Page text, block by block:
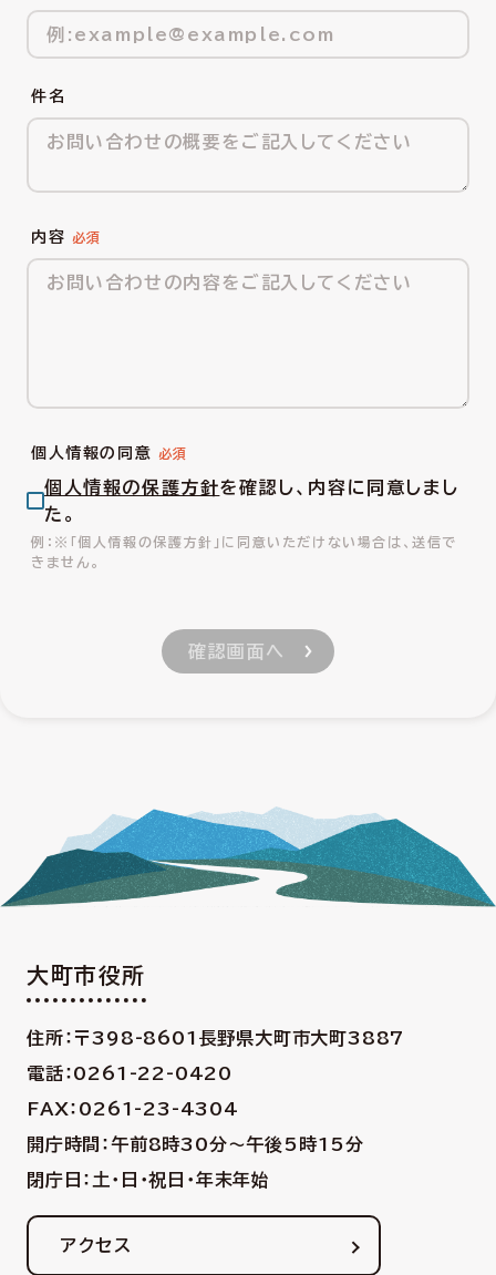
件名
内容
個人情報の同意
個人情報の保護方針を確認し、内容に同意しまし
た。
※「個人情報の保護方針」に同意いただけない場合は、送信で
きません。
大町市役所
住所：〒398-8601 長野県大町市大町3887
電話：0261-22-0420
FAX：0261-23-4304
開庁時間：午前8時30分〜午後5時15分
閉庁日：土・日・祝日・年末年始
アクセス